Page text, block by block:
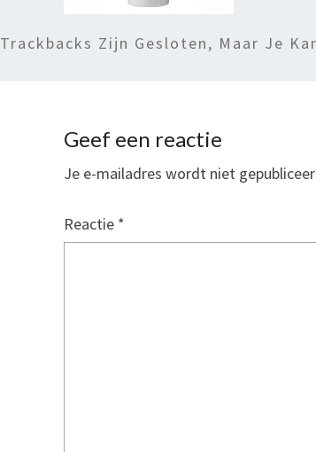
Trackbacks Zijn Gesloten, Maar Je
Geef een reactie
Je e-mailadres wordt niet
Reactie *